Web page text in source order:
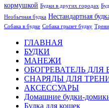
кормушкой Будки в других городах
Необычная будка Нестандартная
Собака в будке Собака грызет будку
ГЛАВНАЯ
БУДКИ
МАНЕЖИ
ОБОГРЕВАТЕЛЬ ДЛЯ
СНАРЯДЫ ДЛЯ
АКСЕССУАРЫ
Домашние будки-
Будка для кошек